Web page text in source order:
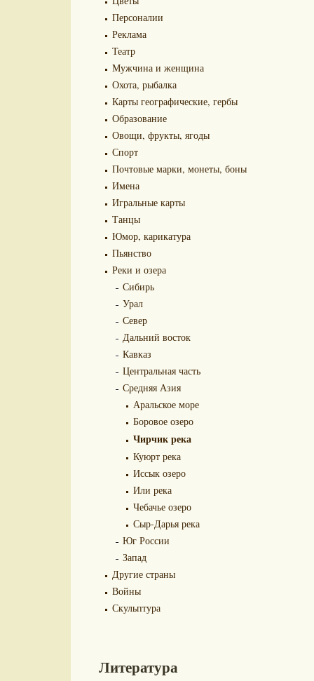
Персоналии
Реклама
Театр
Мужчина и женщина
Охота, рыбалка
Карты географические, гербы
Образование
Овощи, фрукты, ягоды
Спорт
Почтовые марки, монеты, боны
Имена
Игральные карты
Танцы
Юмор, карикатура
Пьянство
Реки и озера
Сибирь
Урал
Север
Дальний восток
Кавказ
Центральная часть
Средняя Азия
Аральское море
Боровое озеро
Чирчик река
Куюрт река
Иссык озеро
Или река
Чебачье озеро
Сыр-Дарья река
Юг России
Запад
Другие страны
Войны
Скульптура
Литература